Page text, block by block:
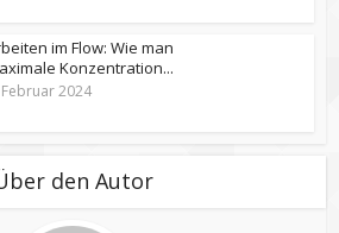
im Flow: Wie man
Konzentration...
Februar 2024
den Autor